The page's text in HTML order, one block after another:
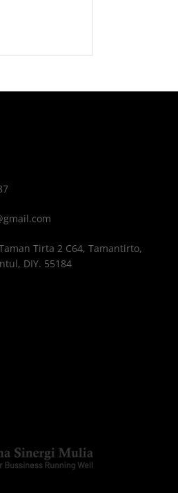
Tirta 2 C64, Tamantirto,
DIY. 55184